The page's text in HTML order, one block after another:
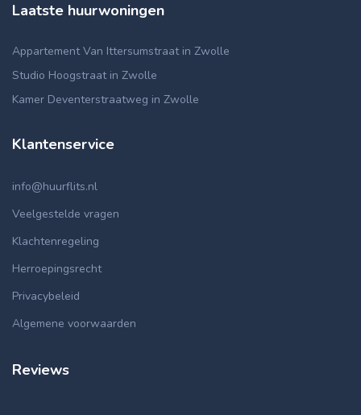
Laatste huurwoningen
Appartement Van Ittersumstraat in Zwolle
Studio Hoogstraat in Zwolle
Kamer Deventerstraatweg in Zwolle
Klantenservice
info@huurflits.nl
Veelgestelde vragen
Klachtenregeling
Herroepingsrecht
Privacybeleid
Algemene voorwaarden
Reviews